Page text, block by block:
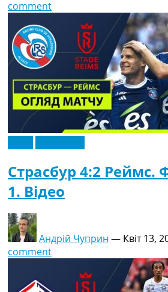
comment
Страсбур 4:2 Реймс.
1. Відео
Андрій Чуприн — Квіт 13,
comment